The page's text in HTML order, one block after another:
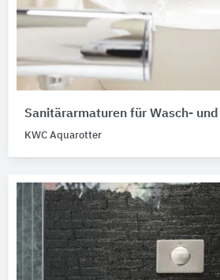
Sanitärarmaturen für Wasch-
KWC Aquarotter